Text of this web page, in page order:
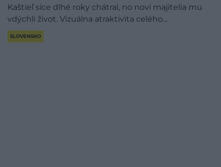
Kaštieľ síce dlhé roky chátral, no noví majitelia mu
vdýchli život. Vizuálna atraktivita celého…
SLOVENSKO